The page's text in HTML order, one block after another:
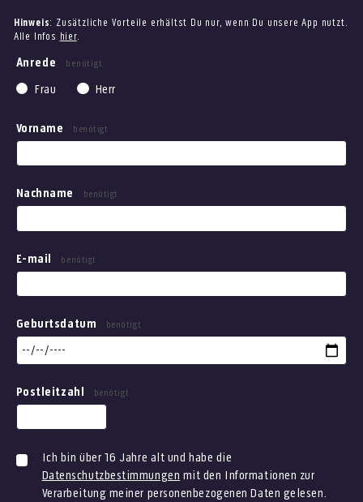
Hinweis: Zusätzliche Vorteile erhältst Du nur, wenn Du unsere App nutzt.
Alle Infos
hier.
Anrede benötigt
Frau Herr
Vorname benötigt
Nachname benötigt
E-mail benötigt
Geburtsdatum benötigt
Postleitzahl benötigt
Ich bin über 16 Jahre alt und habe die
Datenschutzbestimmungen mit den Informationen zur
Verarbeitung meiner personenbezogenen Daten gelesen.